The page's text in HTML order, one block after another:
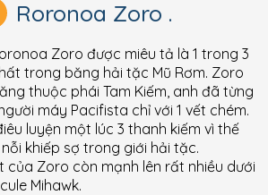
Roronoa Zoro .
Zoro được miêu tả là 1 trong 3
trong băng hải tặc Mũ Rơm. Zoro
thuộc phái Tam Kiếm, anh đã từng
máy Pacifista chỉ với 1 vết chém.
luyện một lúc 3 thanh kiếm vì thế
khiếp sợ trong giới hải tặc.
của Zoro còn mạnh lên rất nhiều dưới
Mihawk.